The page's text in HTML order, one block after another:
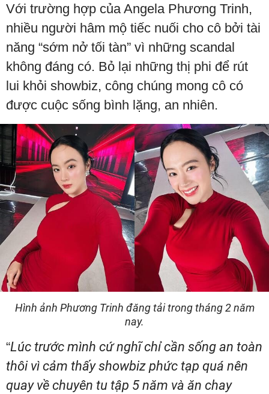
Với trường hợp của Angela Phương Trinh,
nhiều người hâm mộ tiếc nuối cho cô bởi tài
năng “sớm nở tối tàn” vì những scandal
không đáng có. Bỏ lại những thị phi để rút
lui khỏi showbiz, công chúng mong cô có
được cuộc sống bình lặng, an nhiên.
Hình ảnh Phương Trinh đăng tải trong tháng 2 năm
nay.
“Lúc trước mình cứ nghĩ chỉ cần sống an toàn
thôi vì cảm thấy showbiz phức tạp quá nên
quay về chuyên tu tập 5 năm và ăn chay